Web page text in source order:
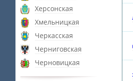
Херсонская
Хмельницкая
Черкасская
Черниговская
Черновицкая